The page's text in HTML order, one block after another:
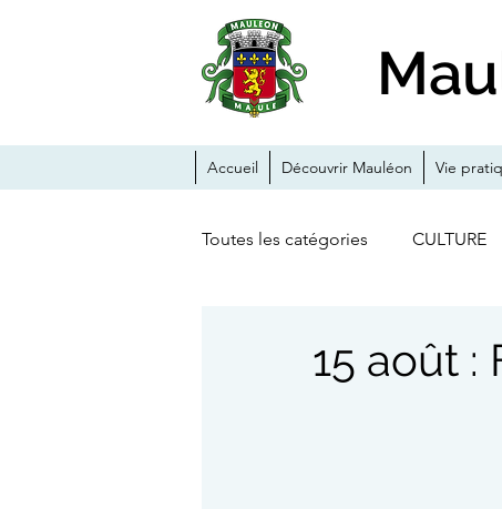
Accueil Découvrir Mauléon Vie
Toutes les catégories CULTURE
15 août